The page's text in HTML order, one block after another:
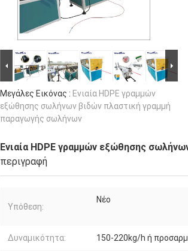
Μεγάλες Εικόνας : Ενιαία HDPE γραμμών
εξώθησης σωλήνων βιδών πλαστική γραμμή
παραγωγής σωλήνων
Ενιαία HDPE γραμμών εξώθησης
περιγραφή
Υπόθεση:
Νέο
Δυναμικότητα: 150-220kg/h ή